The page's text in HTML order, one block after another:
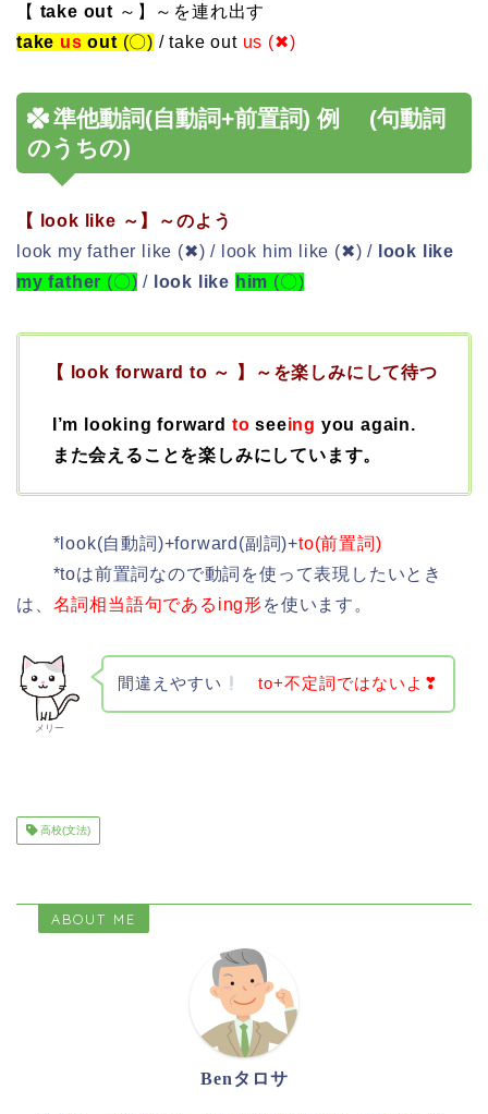
【 take out ～】～を連れ出す
take us out (〇) / take out us (✖)
準他動詞(自動詞+前置詞) 例 (句動詞
のうちの)
【 look like ～】～のよう
look my father like (✖) / look him like (✖) / look like
my father (〇) / look like him (〇)
【 look forward to ～ 】～を楽しみにして待つ
I’m looking forward to seeing you again.
また会えることを楽しみにしています。
*look(自動詞)+forward(副詞)+to(前置詞)
*toは前置詞なので動詞を使って表現したいとき
は、 名詞相当語句であるing形を使います。
メリー
間違えやすい to+不定詞ではないよ❣
高校(文法)
ABOUT ME
Benタロサ